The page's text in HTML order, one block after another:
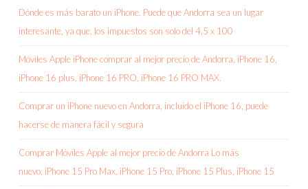
Dónde es más barato un iPhone. Puede que Andorra sea un lugar
interesante, ya que, los impuestos son solo del 4,5 x 100
Móviles Apple iPhone comprar al mejor precio de Andorra, iPhone 16,
iPhone 16 plus, iPhone 16 PRO, iPhone 16 PRO MAX.
Comprar un iPhone nuevo en Andorra, incluido el iPhone 16, puede
hacerse de manera fácil y segura
Comprar Móviles Apple al mejor precio de Andorra Lo más
nuevo, iPhone 15 Pro Max, iPhone 15 Pro, iPhone 15 Plus, iPhone 15